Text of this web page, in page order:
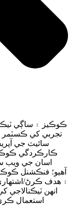
تجربي کي ڪسٽمر
سائيٽ جي
ڪارڪردگي
اسان جي ويب
آهيو؛ فنڪشنل
۽ ھدف ڪرڻ/اشتهاري
استعمال